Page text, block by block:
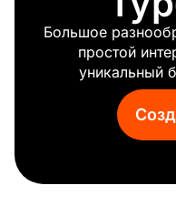
Классический
Храбрый
Лицо
Большое
простой
уникальный